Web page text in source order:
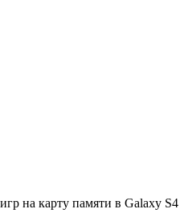
на карту памяти в Galaxy S4